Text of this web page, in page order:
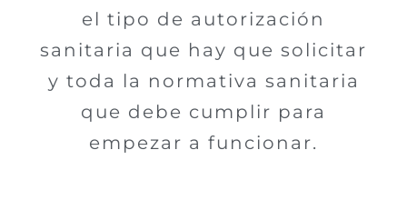
el tipo de autorización
sanitaria que hay que solicitar
y toda la normativa sanitaria
que debe cumplir para
empezar a funcionar.